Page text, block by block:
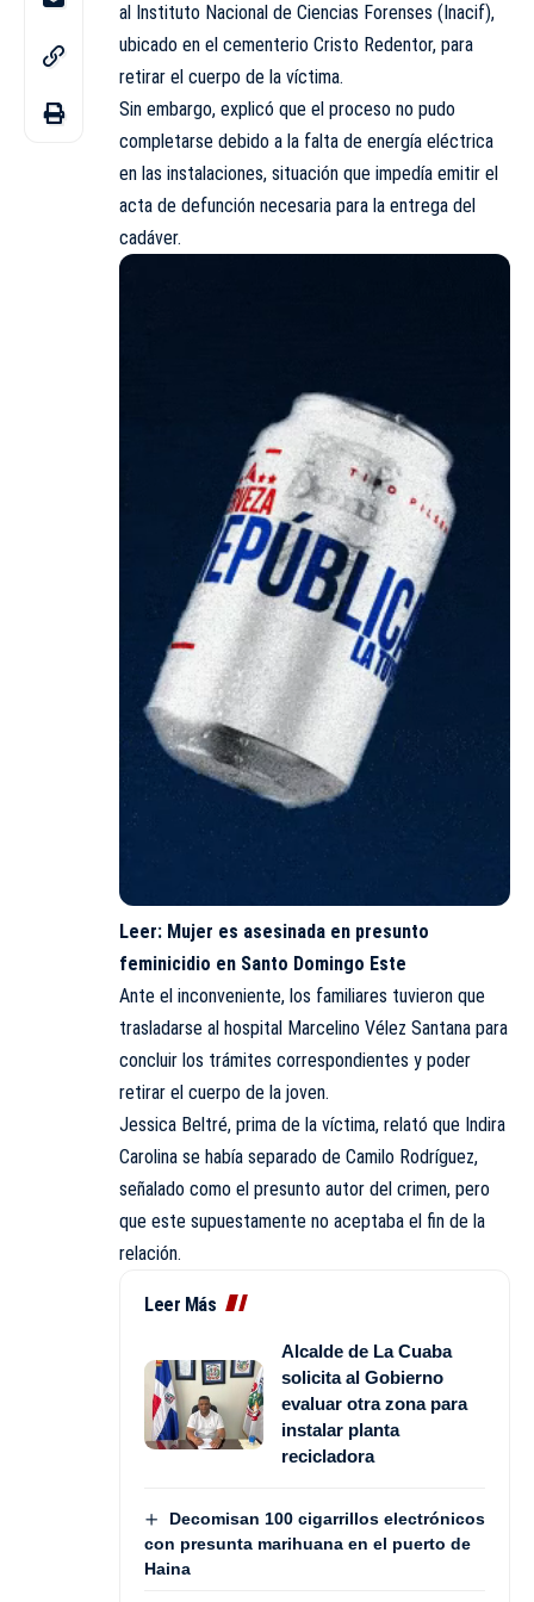
al Instituto Nacional de Ciencias Forenses (Inacif),
ubicado en el cementerio Cristo Redentor, para
retirar el cuerpo de la víctima.
Sin embargo, explicó que el proceso no pudo
completarse debido a la falta de energía eléctrica
en las instalaciones, situación que impedía emitir el
acta de defunción necesaria para la entrega del
cadáver.
Leer: Mujer es asesinada en presunto
feminicidio en Santo Domingo Este
Ante el inconveniente, los familiares tuvieron que
trasladarse al hospital Marcelino Vélez Santana para
concluir los trámites correspondientes y poder
retirar el cuerpo de la joven.
Jessica Beltré, prima de la víctima, relató que Indira
Carolina se había separado de Camilo Rodríguez,
señalado como el presunto autor del crimen, pero
que este supuestamente no aceptaba el fin de la
relación.
Leer Más
Alcalde de La Cuaba
solicita al Gobierno
evaluar otra zona para
instalar planta
recicladora
Decomisan 100 cigarrillos electrónicos
con presunta marihuana en el puerto de
Haina